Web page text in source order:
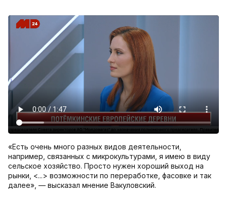
«Есть очень много разных видов деятельности,
например, связанных с микрокультурами, я имею в виду
сельское хозяйство. Просто нужен хороший выход на
рынки, <...> возможности по переработке, фасовке и так
далее», — высказал мнение Вакуловский.